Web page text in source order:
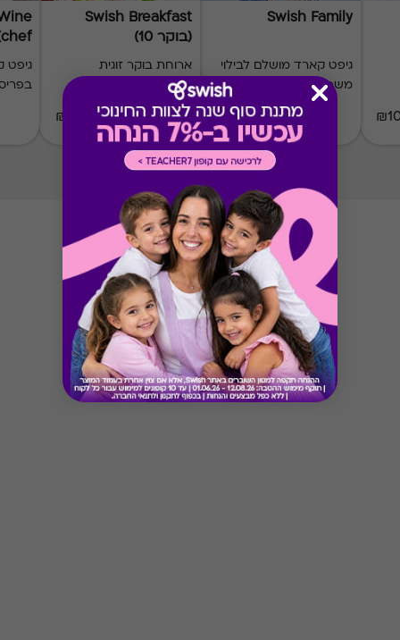
Swish Family
גיפט קארד מושלם לבילוי
משפחתי
₪20-₪500
Swish Breakfast
(בוקר 10)
ארוחת בוקר זוגית
במבחר מסעדות
גיפט